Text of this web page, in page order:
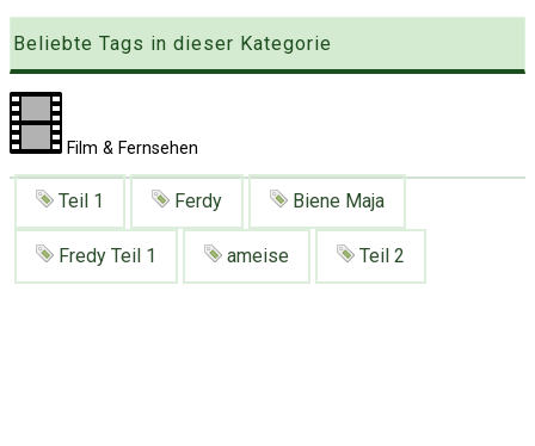
Tagwolke
Beliebte Tags in dieser Kategorie
Film & Fernsehen
Teil 1 Ferdy Biene Maja
Fredy Teil 1 ameise Teil 2